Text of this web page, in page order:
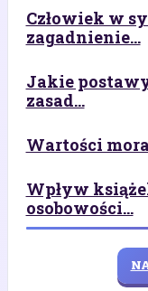
Człowiek w
zagadnienie...
Jakie
zasad...
Wartości
Wpływ
osobowości...